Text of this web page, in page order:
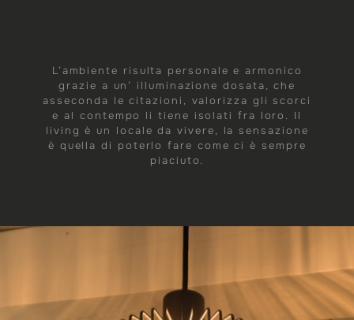
L’ambiente risulta personale e armonico
grazie a un’ illuminazione dosata, che
asseconda le citazioni, valorizza gli scorci
e al contempo li tiene isolati fra loro. Il
living è un locale da vivere, la sensazione
è quella di poterlo fare come ci è sempre
piaciuto.